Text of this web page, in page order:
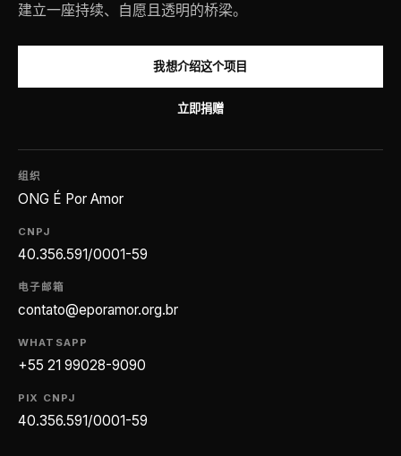
建立一座持续、自愿且透明的桥梁。
我想介绍这个项目
立即捐赠
组织
ONG É Por Amor
CNPJ
40.356.591/0001-59
电子邮箱
contato@eporamor.org.br
WHATSAPP
+55 21 99028-9090
PIX CNPJ
40.356.591/0001-59